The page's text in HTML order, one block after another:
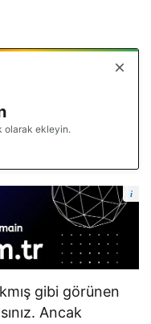
olarak ekleyin.
i
gibi görünen
Ancak